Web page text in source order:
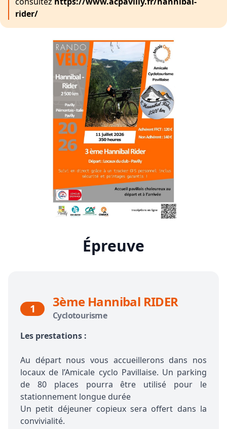
rider/
Épreuve
1 3ème Hannibal RIDER
Cyclotourisme
Les prestations :
Au départ nous vous accueillerons dans nos
locaux de l’Amicale cyclo Pavillaise. Un parking
de 80 places pourra être utilisé pour le
stationnement longue durée
Un petit déjeuner copieux sera offert dans la
convivialité.